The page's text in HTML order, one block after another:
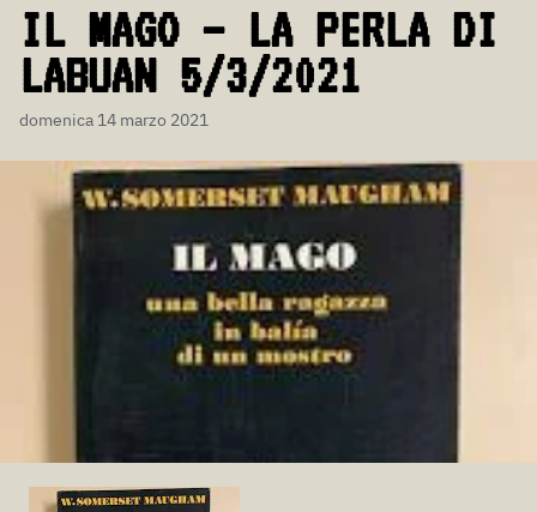
IL MAGO – LA PERLA DI
LABUAN 5/3/2021
domenica 14 marzo 2021